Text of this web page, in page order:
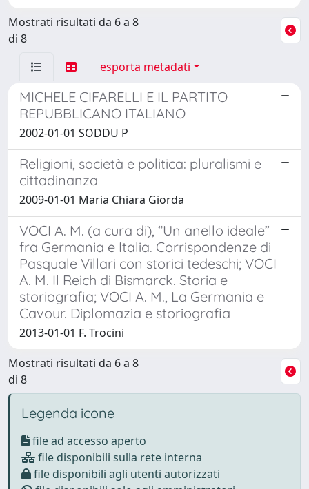
Mostrati risultati da 6 a 8
di 8
esporta metadati
MICHELE CIFARELLI E IL PARTITO
REPUBBLICANO ITALIANO
2002-01-01 SODDU P
Religioni, società e politica: pluralismi e
cittadinanza
2009-01-01 Maria Chiara Giorda
VOCI A. M. (a cura di), “Un anello ideale”
fra Germania e Italia. Corrispondenze di
Pasquale Villari con storici tedeschi; VOCI
A. M. Il Reich di Bismarck. Storia e
storiografia; VOCI A. M., La Germania e
Cavour. Diplomazia e storiografia
2013-01-01 F. Trocini
Mostrati risultati da 6 a 8
di 8
Legenda icone
file ad accesso aperto
file disponibili sulla rete interna
file disponibili agli utenti autorizzati